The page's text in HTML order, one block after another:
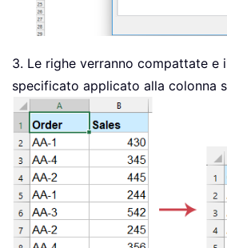
3. Le righe verranno compattate e
specificato applicato alla colonna